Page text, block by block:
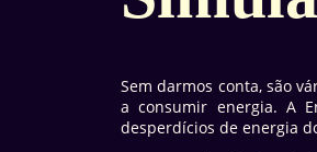
Sem darmos conta, são
a consumir energia. A
desperdícios de energia